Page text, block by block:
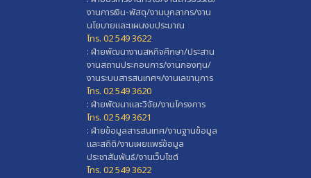
งานการเงิน-พัสดุ/งานบุคลากร/งาน
นโยบายและแผนงบประมาณ
โทร. 02 549 3622
: ฝ่ายพัฒนางานสหกิจศึกษา/ประสาน
งานสถานประกอบการ/งานกองทุน/
งานระบบสารสนเทศฯ/งานเลขานุการ
โทร. 02 549 3620
: ฝ่ายพัฒนาและวิจัย/งานโครงการ
โทร. 02 549 3621
: ฝ่ายข้อมูลสารสนเทศ/งานฐานข้อมูล
และสถิติ/งานเผยแพร่ข้อมูล
ประชาสัมพันธ์/งานเว็บไซต์
โทร. 02 549 3622